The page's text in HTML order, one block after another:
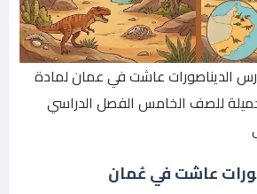
الديناصورات عاشت في عمان لمادة
للصف الخامس الفصل الدراسي
عاشت في عُمان